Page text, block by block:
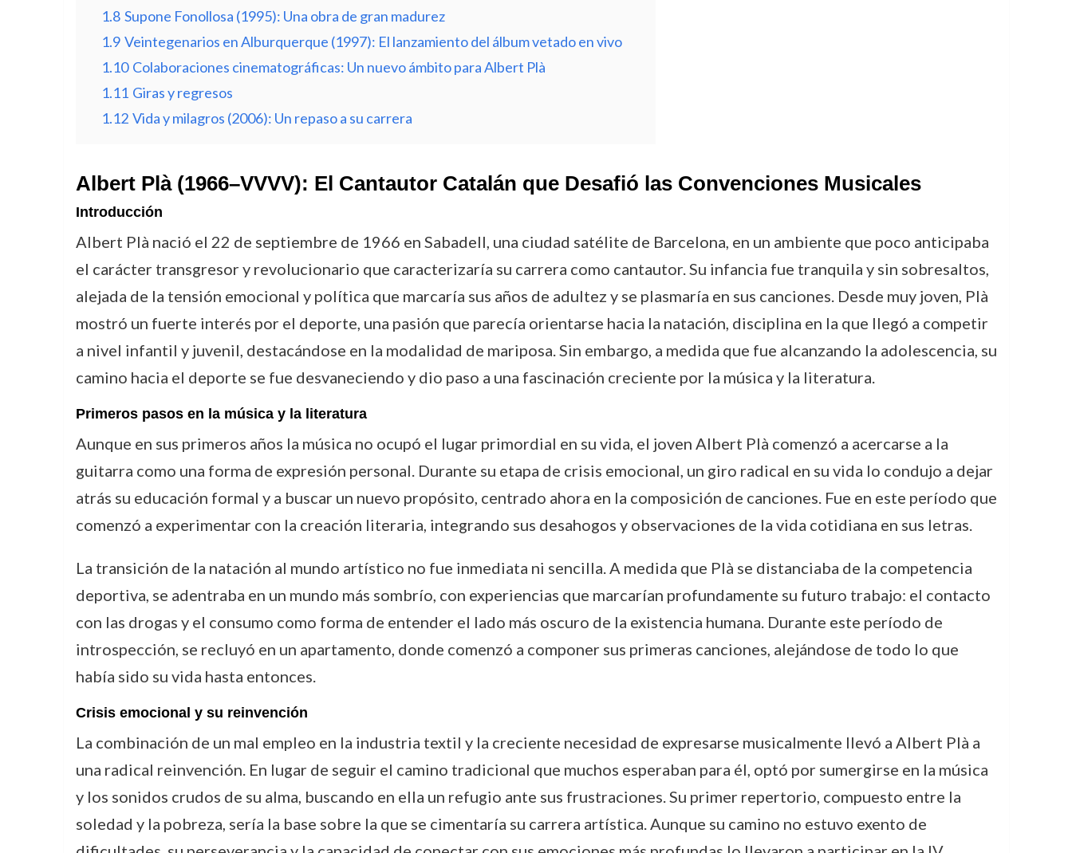
1.8 Supone Fonollosa (1995): Una obra de gran madurez
1.9 Veintegenarios en Alburquerque (1997): El lanzamiento del álbum vetado en vivo
1.10 Colaboraciones cinematográficas: Un nuevo ámbito para Albert Plà
1.11 Giras y regresos
1.12 Vida y milagros (2006): Un repaso a su carrera
Albert Plà (1966–VVVV): El Cantautor Catalán que Desafió las Convenciones Musicales
Introducción
Albert Plà nació el 22 de septiembre de 1966 en Sabadell, una ciudad satélite de Barcelona, en un ambiente que poco anticipaba
el carácter transgresor y revolucionario que caracterizaría su carrera como cantautor. Su infancia fue tranquila y sin sobresaltos,
alejada de la tensión emocional y política que marcaría sus años de adultez y se plasmaría en sus canciones. Desde muy joven, Plà
mostró un fuerte interés por el deporte, una pasión que parecía orientarse hacia la natación, disciplina en la que llegó a competir
a nivel infantil y juvenil, destacándose en la modalidad de mariposa. Sin embargo, a medida que fue alcanzando la adolescencia, su
camino hacia el deporte se fue desvaneciendo y dio paso a una fascinación creciente por la música y la literatura.
Primeros pasos en la música y la literatura
Aunque en sus primeros años la música no ocupó el lugar primordial en su vida, el joven Albert Plà comenzó a acercarse a la
guitarra como una forma de expresión personal. Durante su etapa de crisis emocional, un giro radical en su vida lo condujo a dejar
atrás su educación formal y a buscar un nuevo propósito, centrado ahora en la composición de canciones. Fue en este período que
comenzó a experimentar con la creación literaria, integrando sus desahogos y observaciones de la vida cotidiana en sus letras.
La transición de la natación al mundo artístico no fue inmediata ni sencilla. A medida que Plà se distanciaba de la competencia
deportiva, se adentraba en un mundo más sombrío, con experiencias que marcarían profundamente su futuro trabajo: el contacto
con las drogas y el consumo como forma de entender el lado más oscuro de la existencia humana. Durante este período de
introspección, se recluyó en un apartamento, donde comenzó a componer sus primeras canciones, alejándose de todo lo que
había sido su vida hasta entonces.
Crisis emocional y su reinvención
La combinación de un mal empleo en la industria textil y la creciente necesidad de expresarse musicalmente llevó a Albert Plà a
una radical reinvención. En lugar de seguir el camino tradicional que muchos esperaban para él, optó por sumergirse en la música
y los sonidos crudos de su alma, buscando en ella un refugio ante sus frustraciones. Su primer repertorio, compuesto entre la
soledad y la pobreza, sería la base sobre la que se cimentaría su carrera artística. Aunque su camino no estuvo exento de